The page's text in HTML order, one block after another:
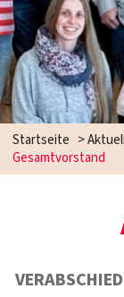
Startseite >
Gesamtvorstand